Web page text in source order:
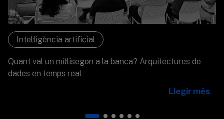
Intel·ligència artificial
Quant val un mil·lisegon a la banca? Arquitectures de
dades en temps real
Llegir més